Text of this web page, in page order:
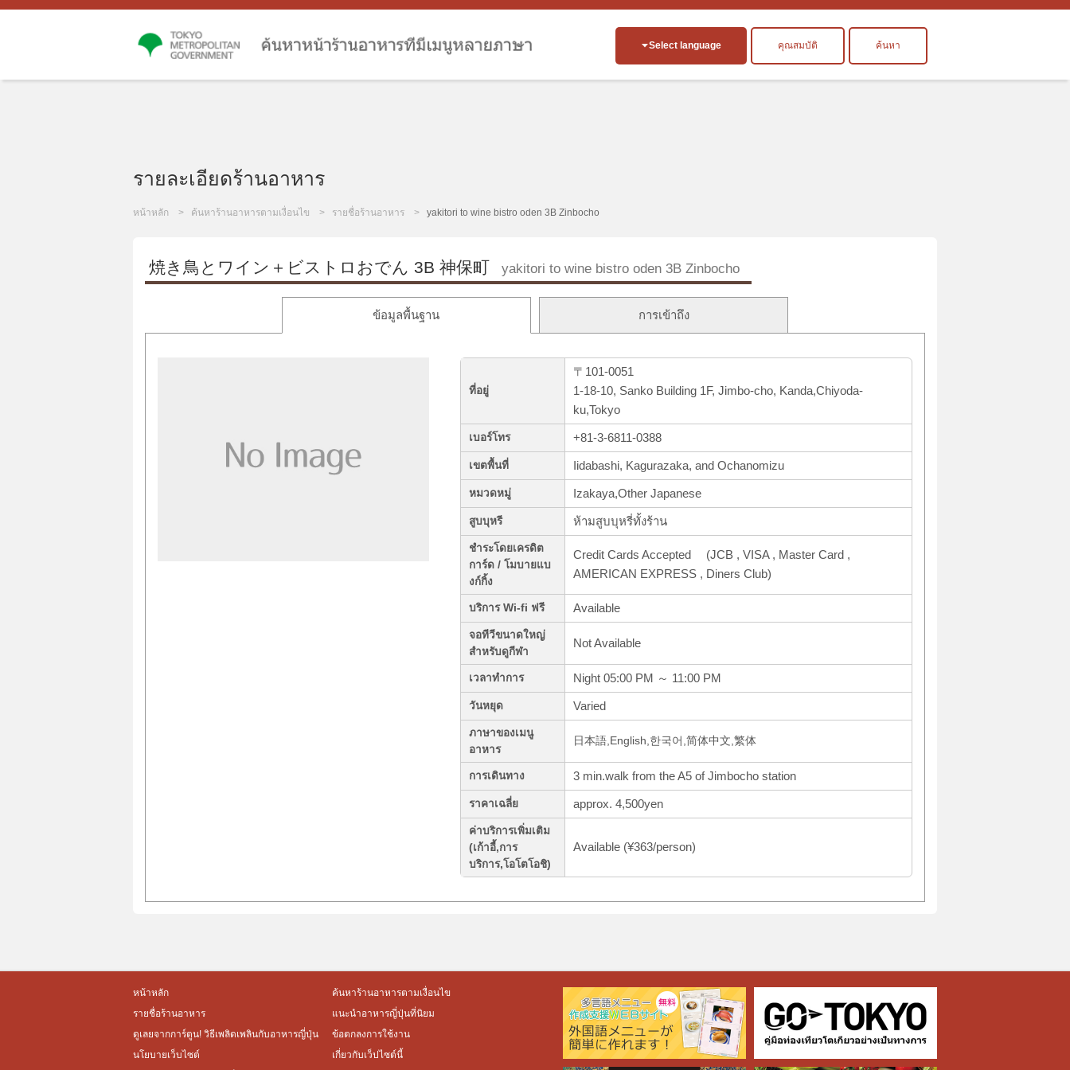
Select language คุณสมบัติ ค้นหา
รายละเอียดร้านอาหาร
หน้าหลัก ค้นหาร้านอาหารตามเงื่อนไข รายชื่อร้านอาหาร yakitori to wine bistro oden 3B Zinbocho
焼き鳥とワイン＋ビストロおでん 3B 神保町 yakitori to wine bistro oden 3B Zinbocho
ข้อมูลพื้นฐาน การเข้าถึง
ที่อยู่
〒101-0051
1-18-10, Sanko Building 1F, Jimbo-cho, Kanda,Chiyoda-
ku,Tokyo
เบอร์โทร +81-3-6811-0388
เขตพื้นที่ Iidabashi, Kagurazaka, and Ochanomizu
หมวดหมู่ Izakaya,Other Japanese
สูบบุหรี ห้ามสูบบุหรี่ทั้งร้าน
ชำระโดยเครดิต
การ์ด / โมบายแบ
งก์กิ้ง
Credit Cards Accepted (JCB , VISA , Master Card ,
AMERICAN EXPRESS , Diners Club)
บริการ Wi-fi ฟรี Available
จอทีวีขนาดใหญ่
สำหรับดูกีฬา
Not Available
เวลาทำการ Night 05:00 PM ～ 11:00 PM
วันหยุด Varied
ภาษาของเมนู
อาหาร
日本語,English,한국어,简体中文,繁体
การเดินทาง 3 min.walk from the A5 of Jimbocho station
ราคาเฉลี่ย approx. 4,500yen
ค่าบริการเพิ่มเติม
(เก้าอี้,การ
บริการ,โอโตโอชิ)
Available (¥363/person)
หน้าหลัก
ค้นหาร้านอาหารตามเงื่อนไข
รายชื่อร้านอาหาร
แนะนำอาหารญี่ปุ่นที่นิยม
ดูเลยจากการ์ตูน! วิธีเพลิดเพลินกับอาหารญี่ปุ่น
ข้อตกลงการใช้งาน
นโยบายเว็บไซต์
เกี่ยวกับเว็ปไซต์นี้